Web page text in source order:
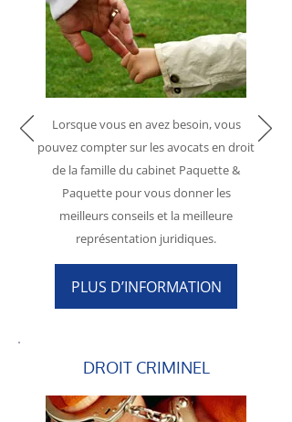
Lorsque vous en avez besoin, vous
pouvez compter sur les avocats en droit
de la famille du cabinet Paquette &
Paquette pour vous donner les
meilleurs conseils et la meilleure
représentation juridiques.
PLUS D’INFORMATION
DROIT CRIMINEL